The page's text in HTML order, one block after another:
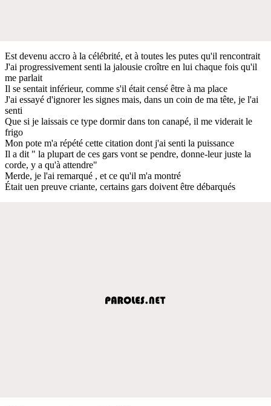
Est devenu accro à la célébrité, et à toutes les putes qu'il rencontrait
J'ai progressivement senti la jalousie croître en lui chaque fois qu'il
me parlait
Il se sentait inférieur, comme s'il était censé être à ma place
J'ai essayé d'ignorer les signes mais, dans un coin de ma tête, je l'ai
senti
Que si je laissais ce type dormir dans ton canapé, il me viderait le
frigo
Mon pote m'a répété cette citation dont j'ai senti la puissance
Il a dit " la plupart de ces gars vont se pendre, donne-leur juste la
corde, y a qu'à attendre"
Merde, je l'ai remarqué , et ce qu'il m'a montré
Était uen preuve criante, certains gars doivent être débarqués